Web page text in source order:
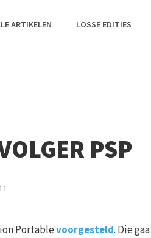
ARTIKELEN LOSSE EDITIES
PSP
Portablevoorgesteld. Die